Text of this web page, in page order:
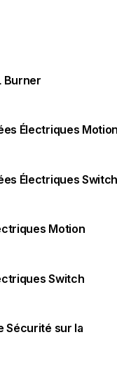
Burner
Électriques
Électriques
Motion
Switch
Sécurité sur la